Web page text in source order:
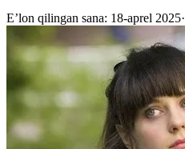
E’lon qilingan sana: 18-aprel 2025·